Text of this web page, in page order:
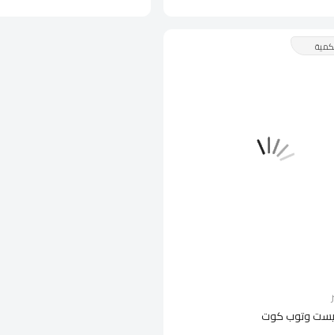
بيست وتوب كوت